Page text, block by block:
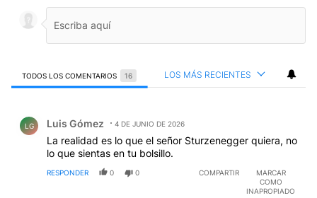
TODOS LOS COMENTARIOS 16 LOS MÁS RECIENTES
LG Luis Gómez 4 DE JUNIO DE 2026
La realidad es lo que el señor Sturzenegger quiera, no
lo que sientas en tu bolsillo.
RESPONDER 0 0 COMPARTIR
MARCAR
COMO
INAPROPIADO